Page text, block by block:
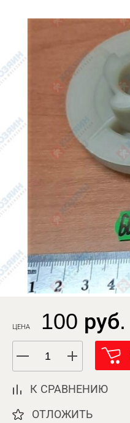
ЦЕНА 100 руб.
К СРАВНЕНИЮ
ОТЛОЖИТЬ